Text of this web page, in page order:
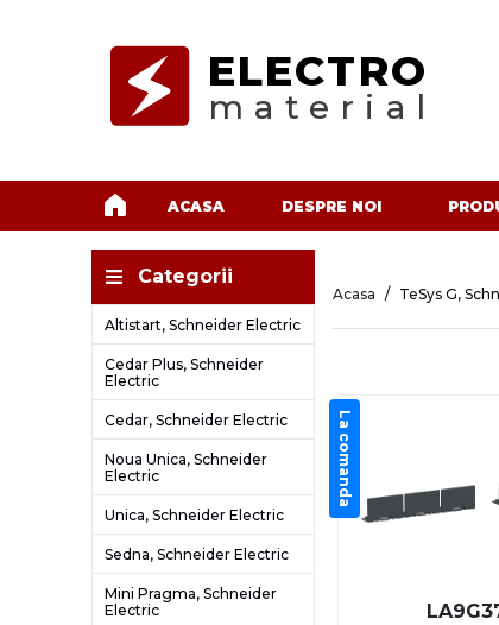
ELECTRO
material
ACASA DESPRE NOI
Categorii
Altistart, Schneider Electric
Cedar Plus, Schneider
Electric
Cedar, Schneider Electric
Noua Unica, Schneider
Electric
Unica, Schneider Electric
Sedna, Schneider Electric
Mini Pragma, Schneider
Electric
Acasa TeSys G,
La comanda